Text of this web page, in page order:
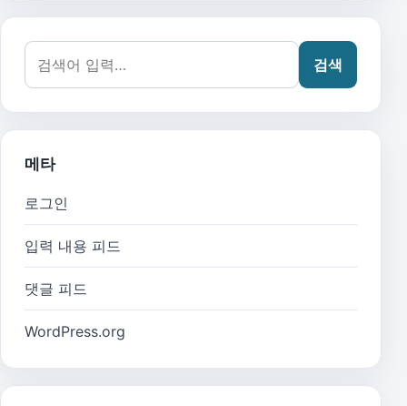
검색어:
검색
메타
로그인
입력 내용 피드
댓글 피드
WordPress.org